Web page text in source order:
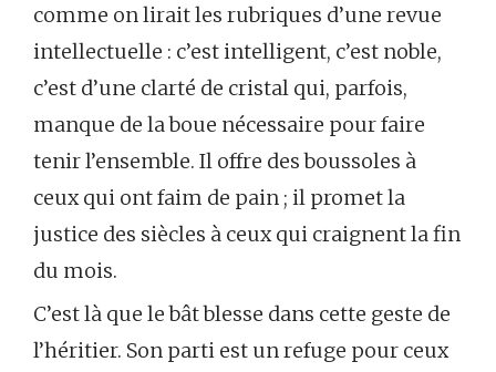
comme on lirait les rubriques d’une revue
intellectuelle : c’est intelligent, c’est noble,
c’est d’une clarté de cristal qui, parfois,
manque de la boue nécessaire pour faire
tenir l’ensemble. Il offre des boussoles à
ceux qui ont faim de pain ; il promet la
justice des siècles à ceux qui craignent la fin
du mois.
C’est là que le bât blesse dans cette geste de
l’héritier. Son parti est un refuge pour ceux